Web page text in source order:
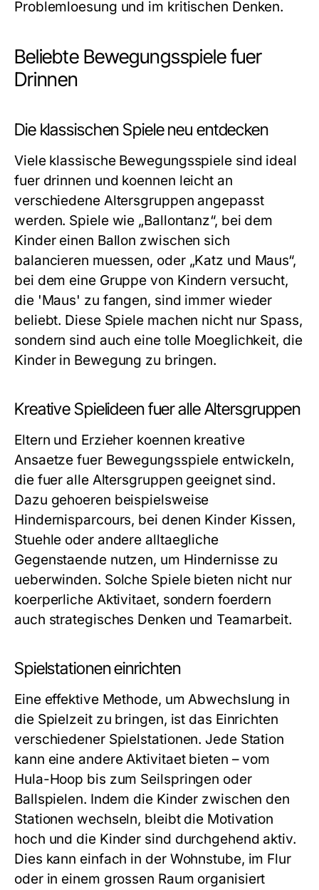
Problemloesung und im kritischen Denken.
Beliebte Bewegungsspiele fuer
Drinnen
Die klassischen Spiele neu entdecken
Viele klassische Bewegungsspiele sind ideal
fuer drinnen und koennen leicht an
verschiedene Altersgruppen angepasst
werden. Spiele wie „Ballontanz“, bei dem
Kinder einen Ballon zwischen sich
balancieren muessen, oder „Katz und Maus“,
bei dem eine Gruppe von Kindern versucht,
die 'Maus' zu fangen, sind immer wieder
beliebt. Diese Spiele machen nicht nur Spass,
sondern sind auch eine tolle Moeglichkeit, die
Kinder in Bewegung zu bringen.
Kreative Spielideen fuer alle Altersgruppen
Eltern und Erzieher koennen kreative
Ansaetze fuer Bewegungsspiele entwickeln,
die fuer alle Altersgruppen geeignet sind.
Dazu gehoeren beispielsweise
Hindernisparcours, bei denen Kinder Kissen,
Stuehle oder andere alltaegliche
Gegenstaende nutzen, um Hindernisse zu
ueberwinden. Solche Spiele bieten nicht nur
koerperliche Aktivitaet, sondern foerdern
auch strategisches Denken und Teamarbeit.
Spielstationen einrichten
Eine effektive Methode, um Abwechslung in
die Spielzeit zu bringen, ist das Einrichten
verschiedener Spielstationen. Jede Station
kann eine andere Aktivitaet bieten – vom
Hula-Hoop bis zum Seilspringen oder
Ballspielen. Indem die Kinder zwischen den
Stationen wechseln, bleibt die Motivation
hoch und die Kinder sind durchgehend aktiv.
Dies kann einfach in der Wohnstube, im Flur
oder in einem grossen Raum organisiert